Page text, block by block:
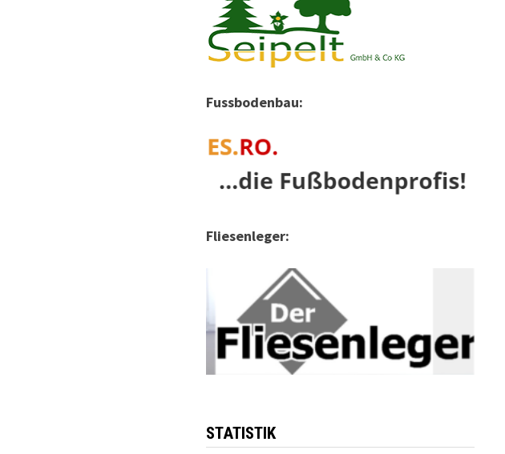
Fussbodenbau:
Fliesenleger:
STATISTIK